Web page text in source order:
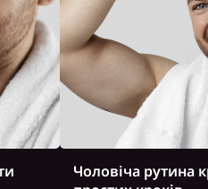
Чоловіча рутина